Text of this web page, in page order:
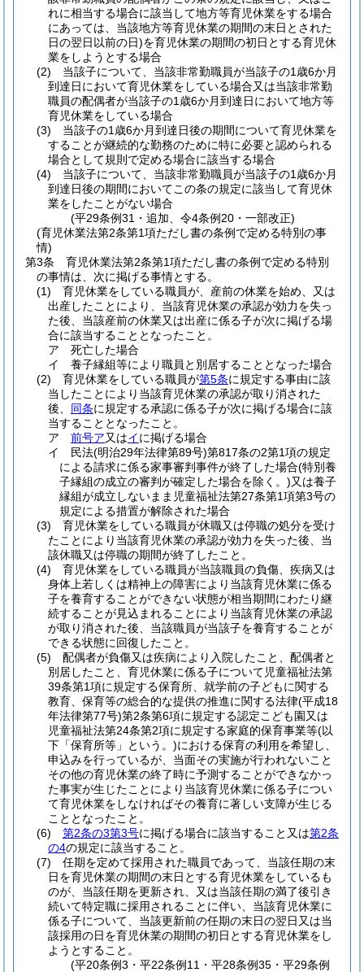
れに相当する場合に該当して地方等育児休業をする場合
にあっては、当該地方等育児休業の期間の末日とされた
日の翌日以前の日)を育児休業の期間の初日とする育児休
業をしようとする場合
(2)
当該子について、当該非常勤職員が当該子の1歳6か月
到達日において育児休業をしている場合又は当該非常勤
職員の配偶者が当該子の1歳6か月到達日において地方等
育児休業をしている場合
(3)
当該子の1歳6か月到達日後の期間について育児休業を
することが継続的な勤務のために特に必要と認められる
場合として規則で定める場合に該当する場合
(4)
当該子について、当該非常勤職員が当該子の1歳6か月
到達日後の期間においてこの条の規定に該当して育児休
業をしたことがない場合
(平29条例31・追加、令4条例20・一部改正)
(育児休業法第2条第1項ただし書の条例で定める特別の事
情)
第3条
育児休業法第2条第1項ただし書の条例で定める特別
の事情は、次に掲げる事情とする。
(1)
育児休業をしている職員が、産前の休業を始め、又は
出産したことにより、当該育児休業の承認が効力を失っ
た後、当該産前の休業又は出産に係る子が次に掲げる場
合に該当することとなったこと。
ア
死亡した場合
イ
養子縁組等により職員と別居することとなった場合
(2)
育児休業をしている職員が第5条に規定する事由に該
当したことにより当該育児休業の承認が取り消された
後、 同条に規定する承認に係る子が次に掲げる場合に該
当することとなったこと。
ア
前号ア又はイに掲げる場合
イ
民法(明治29年法律第89号)第817条の2第1項の規定
による請求に係る家事審判事件が終了した場合(特別養
子縁組の成立の審判が確定した場合を除く。)又は養子
縁組が成立しないまま児童福祉法第27条第1項第3号の
規定による措置が解除された場合
(3)
育児休業をしている職員が休職又は停職の処分を受け
たことにより当該育児休業の承認が効力を失った後、当
該休職又は停職の期間が終了したこと。
(4)
育児休業をしている職員が当該職員の負傷、疾病又は
身体上若しくは精神上の障害により当該育児休業に係る
子を養育することができない状態が相当期間にわたり継
続することが見込まれることにより当該育児休業の承認
が取り消された後、当該職員が当該子を養育することが
できる状態に回復したこと。
(5)
配偶者が負傷又は疾病により入院したこと、配偶者と
別居したこと、育児休業に係る子について児童福祉法第
39条第1項に規定する保育所、就学前の子どもに関する
教育、保育等の総合的な提供の推進に関する法律(平成18
年法律第77号)第2条第6項に規定する認定こども園又は
児童福祉法第24条第2項に規定する家庭的保育事業等(以
下「保育所等」という。)における保育の利用を希望し、
申込みを行っているが、当面その実施が行われないこと
その他の育児休業の終了時に予測することができなかっ
た事実が生じたことにより当該育児休業に係る子につい
て育児休業をしなければその養育に著しい支障が生じる
こととなったこと。
(6)
第2条の3第3号に掲げる場合に該当すること又は第2条
の4の規定に該当すること。
(7)
任期を定めて採用された職員であって、当該任期の末
日を育児休業の期間の末日とする育児休業をしているも
のが、当該任期を更新され、又は当該任期の満了後引き
続いて特定職に採用されることに伴い、当該育児休業に
係る子について、当該更新前の任期の末日の翌日又は当
該採用の日を育児休業の期間の初日とする育児休業をし
ようとすること。
(平20条例3・平22条例11・平28条例35・平29条例